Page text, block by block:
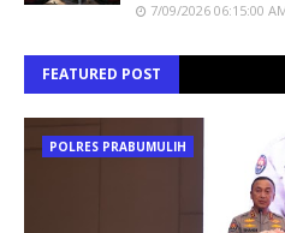
7/09/2026 06:15:00
FEATURED POST
POLRES PRABUMULIH